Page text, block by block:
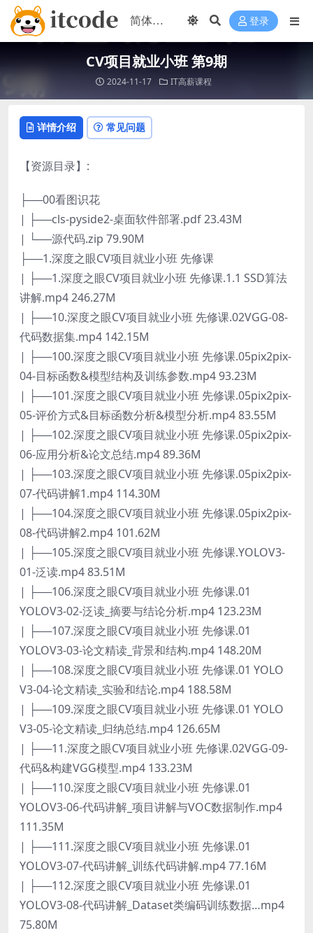
登录
CV项目就业小班 第9期
2024-11-17 IT高薪课程
详情介绍 常见问题
【资源目录】:
├──00看图识花
| ├──cls-pyside2-桌面软件部署.pdf 23.43M
| └──源代码.zip 79.90M
├──1.深度之眼CV项目就业小班 先修课
| ├──1.深度之眼CV项目就业小班 先修课.1.1 SSD算法
讲解.mp4 246.27M
| ├──10.深度之眼CV项目就业小班 先修课.02VGG-08-
代码数据集.mp4 142.15M
| ├──100.深度之眼CV项目就业小班 先修课.05pix2pix-
04-目标函数&模型结构及训练参数.mp4 93.23M
| ├──101.深度之眼CV项目就业小班 先修课.05pix2pix-
05-评价方式&目标函数分析&模型分析.mp4 83.55M
| ├──102.深度之眼CV项目就业小班 先修课.05pix2pix-
06-应用分析&论文总结.mp4 89.36M
| ├──103.深度之眼CV项目就业小班 先修课.05pix2pix-
07-代码讲解1.mp4 114.30M
| ├──104.深度之眼CV项目就业小班 先修课.05pix2pix-
08-代码讲解2.mp4 101.62M
| ├──105.深度之眼CV项目就业小班 先修课.YOLOV3-
01-泛读.mp4 83.51M
| ├──106.深度之眼CV项目就业小班 先修课.01
YOLOV3-02-泛读_摘要与结论分析.mp4 123.23M
| ├──107.深度之眼CV项目就业小班 先修课.01
YOLOV3-03-论文精读_背景和结构.mp4 148.20M
| ├──108.深度之眼CV项目就业小班 先修课.01 YOLO
V3-04-论文精读_实验和结论.mp4 188.58M
| ├──109.深度之眼CV项目就业小班 先修课.01 YOLO
V3-05-论文精读_归纳总结.mp4 126.65M
| ├──11.深度之眼CV项目就业小班 先修课.02VGG-09-
代码&构建VGG模型.mp4 133.23M
| ├──110.深度之眼CV项目就业小班 先修课.01
YOLOV3-06-代码讲解_项目讲解与VOC数据制作.mp4
111.35M
| ├──111.深度之眼CV项目就业小班 先修课.01
YOLOV3-07-代码讲解_训练代码讲解.mp4 77.16M
| ├──112.深度之眼CV项目就业小班 先修课.01
YOLOV3-08-代码讲解_Dataset类编码训练数据…mp4
75.80M